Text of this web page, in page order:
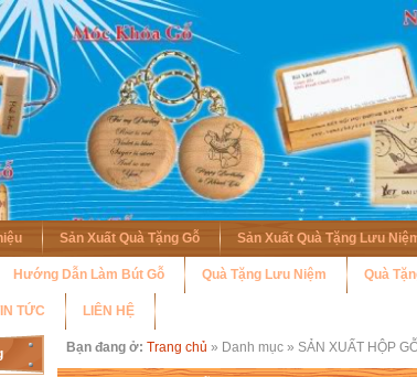
Sản Xuất Quà Tặng Gỗ Sản Xuất Quà Tặng Lưu
Hướng Dẫn Làm Bút Gỗ Quà Tặng Lưu Niệm Quà
TỨC LIÊN HỆ
Bạn đang ở: Trang chủ » Danh mục » SẢN XUẤT HỘP